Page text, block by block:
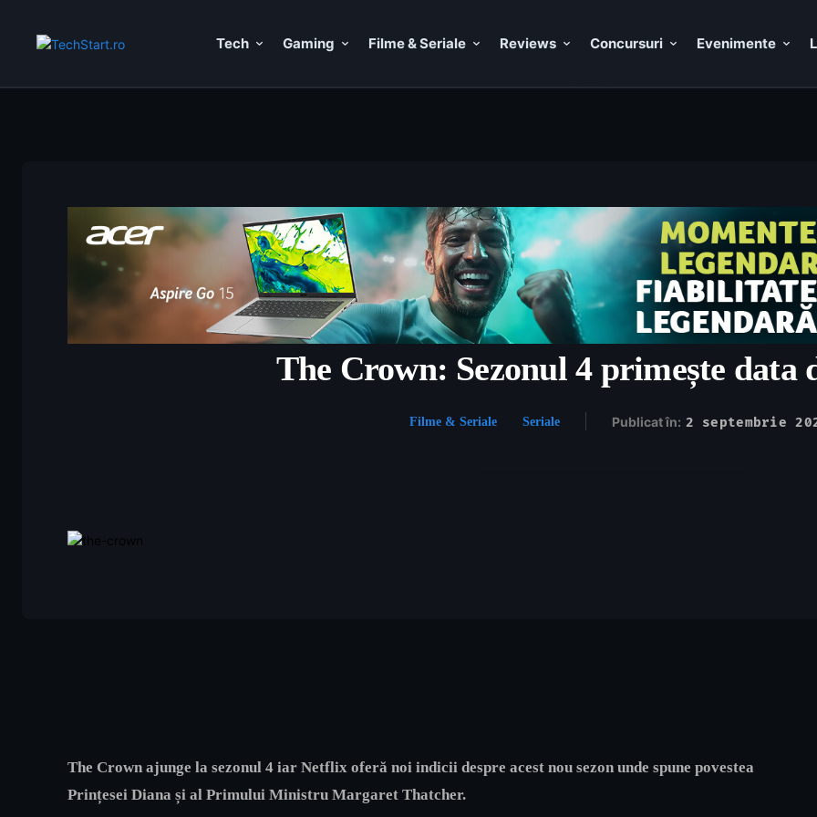
Tech Gaming Filme & Seriale Reviews Concursuri Evenimente
The Crown: Sezonul 4 primește data
Filme & Seriale Seriale Publicat în: 2 septembrie
The Crown ajunge la sezonul 4 iar Netflix oferă noi indicii despre acest nou sezon unde spune povestea
Prințesei Diana și al Primului Ministru Margaret Thatcher.